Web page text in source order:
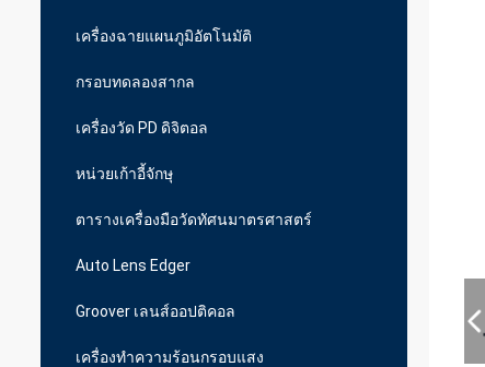
เครื่องฉายแผนภูมิอัตโนมัติ
กรอบทดลองสากล
เครื่องวัด PD ดิจิตอล
หน่วยเก้าอี้จักษุ
ตารางเครื่องมือวัดทัศนมาตรศาสตร์
Auto Lens Edger
Groover เลนส์ออปติคอล
เครื่องทำความร้อนกรอบแสง